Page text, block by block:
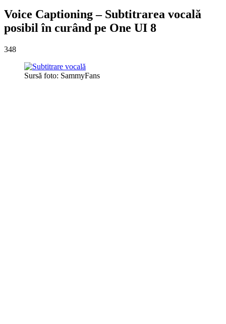
Voice Captioning – Subtitrarea vocală
posibil în curând pe One UI 8
348
Sursă foto: SammyFans